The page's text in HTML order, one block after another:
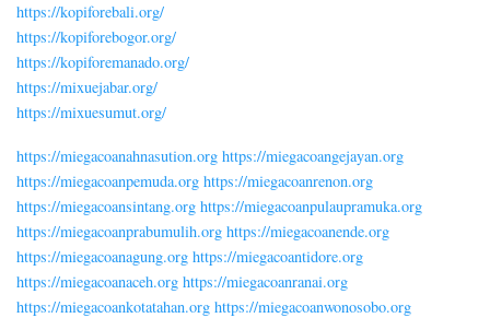
https://kopiforebali.org/
https://kopiforebogor.org/
https://kopiforemanado.org/
https://mixuejabar.org/
https://mixuesumut.org/
https://miegacoanahnasution.org https://miegacoangejayan.org
https://miegacoanpemuda.org https://miegacoanrenon.org
https://miegacoansintang.org https://miegacoanpulaupramuka.org
https://miegacoanprabumulih.org https://miegacoanende.org
https://miegacoanagung.org https://miegacoantidore.org
https://miegacoanaceh.org https://miegacoanranai.org
https://miegacoankotatahan.org https://miegacoanwonosobo.org